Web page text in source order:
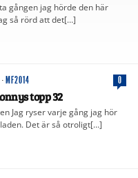
gången jag hörde den här
så rörd att det[…]
· MF2014 0
topp 32
Jag ryser varje gång jag hör
Det är så otroligt[…]